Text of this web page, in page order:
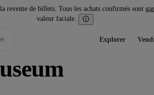
revente de billets. Tous les achats confirmés sont
valeur faciale.
Explorer